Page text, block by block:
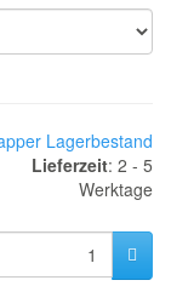
Lagerbestand
Lieferzeit: 2 - 5
Werktage